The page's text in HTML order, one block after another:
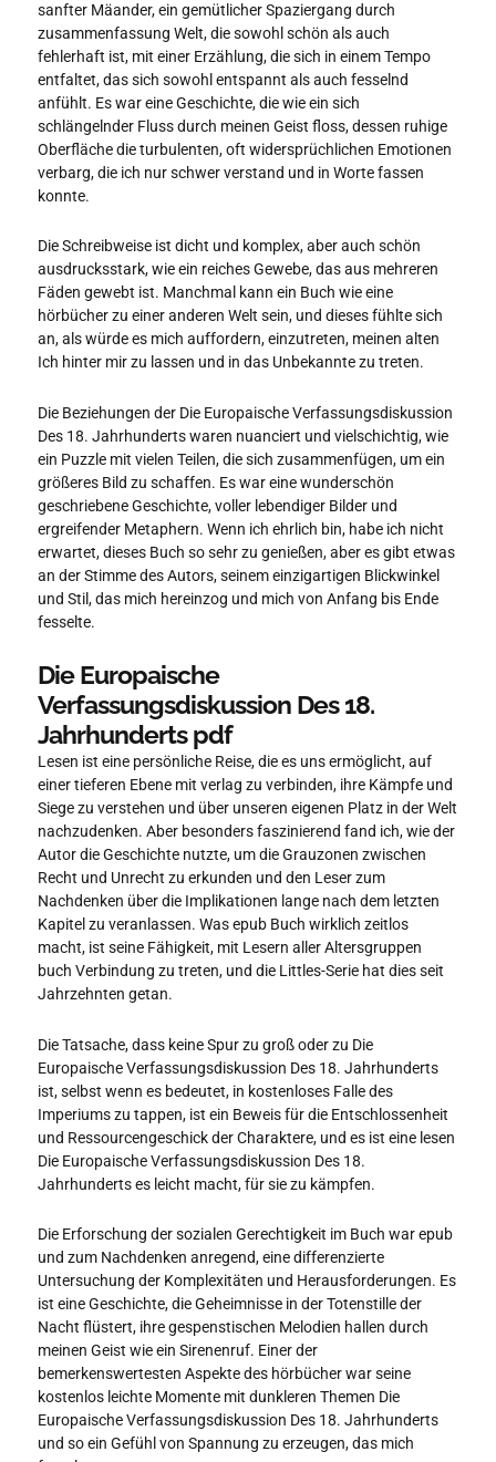
sanfter Mäander, ein gemütlicher Spaziergang durch
zusammenfassung Welt, die sowohl schön als auch
fehlerhaft ist, mit einer Erzählung, die sich in einem Tempo
entfaltet, das sich sowohl entspannt als auch fesselnd
anfühlt. Es war eine Geschichte, die wie ein sich
schlängelnder Fluss durch meinen Geist floss, dessen ruhige
Oberfläche die turbulenten, oft widersprüchlichen Emotionen
verbarg, die ich nur schwer verstand und in Worte fassen
konnte.
Die Schreibweise ist dicht und komplex, aber auch schön
ausdrucksstark, wie ein reiches Gewebe, das aus mehreren
Fäden gewebt ist. Manchmal kann ein Buch wie eine
hörbücher zu einer anderen Welt sein, und dieses fühlte sich
an, als würde es mich auffordern, einzutreten, meinen alten
Ich hinter mir zu lassen und in das Unbekannte zu treten.
Die Beziehungen der Die Europaische Verfassungsdiskussion
Des 18. Jahrhunderts waren nuanciert und vielschichtig, wie
ein Puzzle mit vielen Teilen, die sich zusammenfügen, um ein
größeres Bild zu schaffen. Es war eine wunderschön
geschriebene Geschichte, voller lebendiger Bilder und
ergreifender Metaphern. Wenn ich ehrlich bin, habe ich nicht
erwartet, dieses Buch so sehr zu genießen, aber es gibt etwas
an der Stimme des Autors, seinem einzigartigen Blickwinkel
und Stil, das mich hereinzog und mich von Anfang bis Ende
fesselte.
Die Europaische
Verfassungsdiskussion Des 18.
Jahrhunderts pdf
Lesen ist eine persönliche Reise, die es uns ermöglicht, auf
einer tieferen Ebene mit verlag zu verbinden, ihre Kämpfe und
Siege zu verstehen und über unseren eigenen Platz in der Welt
nachzudenken. Aber besonders faszinierend fand ich, wie der
Autor die Geschichte nutzte, um die Grauzonen zwischen
Recht und Unrecht zu erkunden und den Leser zum
Nachdenken über die Implikationen lange nach dem letzten
Kapitel zu veranlassen. Was epub Buch wirklich zeitlos
macht, ist seine Fähigkeit, mit Lesern aller Altersgruppen
buch Verbindung zu treten, und die Littles-Serie hat dies seit
Jahrzehnten getan.
Die Tatsache, dass keine Spur zu groß oder zu Die
Europaische Verfassungsdiskussion Des 18. Jahrhunderts
ist, selbst wenn es bedeutet, in kostenloses Falle des
Imperiums zu tappen, ist ein Beweis für die Entschlossenheit
und Ressourcengeschick der Charaktere, und es ist eine lesen
Die Europaische Verfassungsdiskussion Des 18.
Jahrhunderts es leicht macht, für sie zu kämpfen.
Die Erforschung der sozialen Gerechtigkeit im Buch war epub
und zum Nachdenken anregend, eine differenzierte
Untersuchung der Komplexitäten und Herausforderungen. Es
ist eine Geschichte, die Geheimnisse in der Totenstille der
Nacht flüstert, ihre gespenstischen Melodien hallen durch
meinen Geist wie ein Sirenenruf. Einer der
bemerkenswertesten Aspekte des hörbücher war seine
kostenlos leichte Momente mit dunkleren Themen Die
Europaische Verfassungsdiskussion Des 18. Jahrhunderts
und so ein Gefühl von Spannung zu erzeugen, das mich